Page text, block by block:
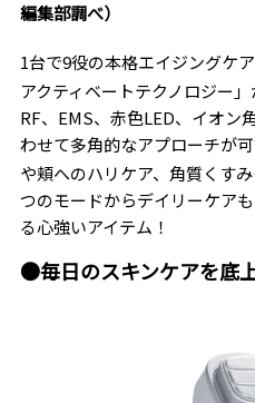
編集部調べ）
1台で9役の本格エイジングケア
アクティベートテクノロジー
RF、EMS、赤色LED、イオン
わせて多角的なアプローチが
や頬へのハリケア、角質くす
つのモードからデイリーケア
る心強いアイテム！
●毎日のスキンケアを底